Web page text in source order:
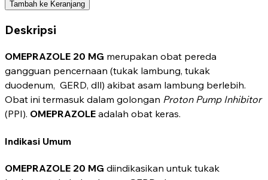
Tambah ke Keranjang
Deskripsi
OMEPRAZOLE 20 MG merupakan obat pereda
gangguan pencernaan (tukak lambung, tukak
duodenum, GERD, dll) akibat asam lambung berlebih.
Obat ini termasuk dalam golongan Proton Pump Inhibitor
(PPI). OMEPRAZOLE adalah obat keras.
Indikasi Umum
OMEPRAZOLE 20 MG diindikasikan untuk tukak